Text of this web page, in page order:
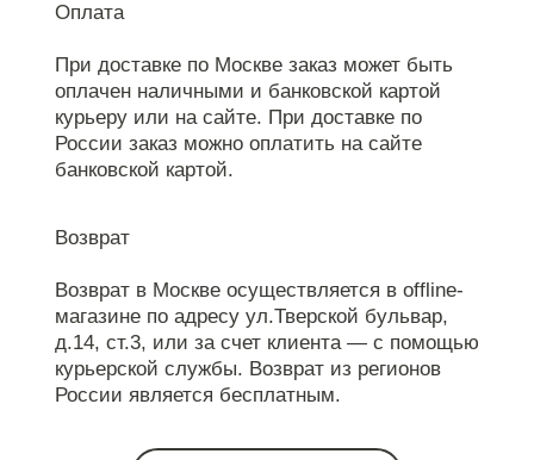
Оплата
При доставке по Москве заказ может быть
оплачен наличными и банковской картой
курьеру или на сайте. При доставке по
России заказ можно оплатить на сайте
банковской картой.
Возврат
Возврат в Москве осуществляется в offline-
магазине по адресу ул.Тверской бульвар,
д.14, ст.3, или за счет клиента — с помощью
курьерской службы. Возврат из регионов
России является бесплатным.